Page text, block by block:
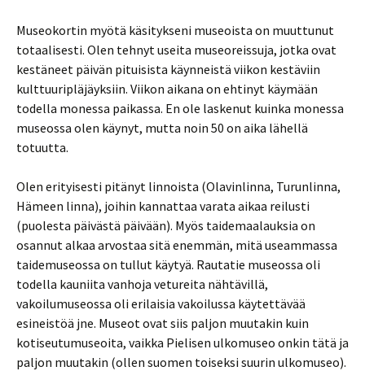
Museokortin myötä käsitykseni museoista on muuttunut
totaalisesti. Olen tehnyt useita museoreissuja, jotka ovat
kestäneet päivän pituisista käynneistä viikon kestäviin
kulttuuripläjäyksiin. Viikon aikana on ehtinyt käymään
todella monessa paikassa. En ole laskenut kuinka monessa
museossa olen käynyt, mutta noin 50 on aika lähellä
totuutta.
Olen erityisesti pitänyt linnoista (Olavinlinna, Turunlinna,
Hämeen linna), joihin kannattaa varata aikaa reilusti
(puolesta päivästä päivään). Myös taidemaalauksia on
osannut alkaa arvostaa sitä enemmän, mitä useammassa
taidemuseossa on tullut käytyä. Rautatie museossa oli
todella kauniita vanhoja vetureita nähtävillä,
vakoilumuseossa oli erilaisia vakoilussa käytettävää
esineistöä jne. Museot ovat siis paljon muutakin kuin
kotiseutumuseoita, vaikka Pielisen ulkomuseo onkin tätä ja
paljon muutakin (ollen suomen toiseksi suurin ulkomuseo).